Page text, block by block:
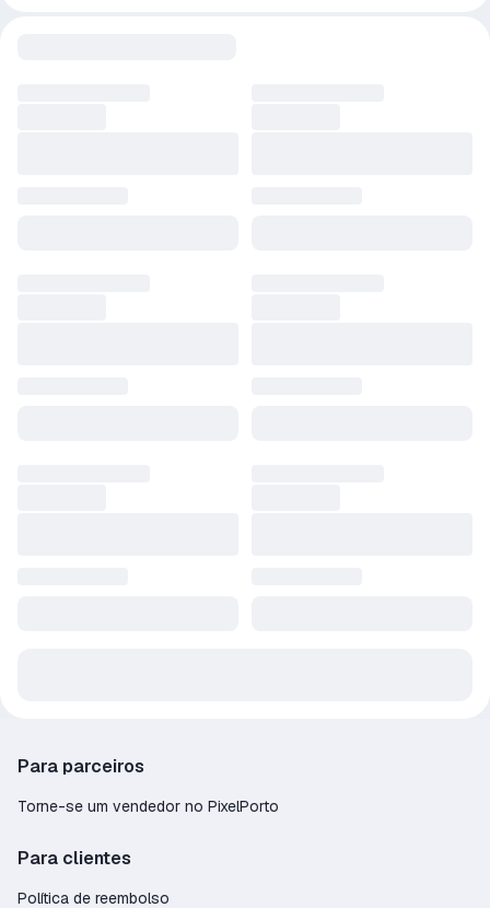
Para parceiros
Torne-se um vendedor no PixelPorto
Para clientes
Política de reembolso